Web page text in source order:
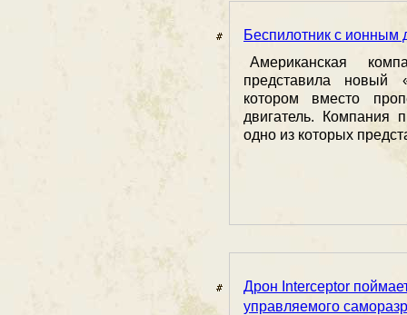
Беспилотник с ионным
Американская
представила
котором вместо
двигатель. Компания
одно из которых
Дрон Interceptor
управляемого